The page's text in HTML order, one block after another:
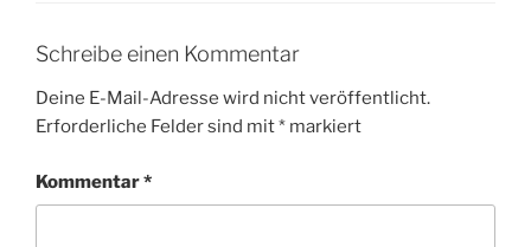
Schreibe einen Kommentar
Deine E-Mail-Adresse wird nicht veröffentlicht.
Erforderliche Felder sind mit* markiert
Kommentar*